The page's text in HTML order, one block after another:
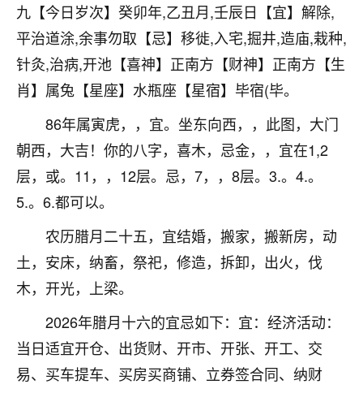
九【今日岁次】癸卯年,乙丑月,壬辰日【宜】解除,
平治道涂,余事勿取【忌】移徙,入宅,掘井,造庙,栽种,
针灸,治病,开池【喜神】正南方【财神】正南方【生
肖】属兔【星座】水瓶座【星宿】毕宿(毕。
86年属寅虎，，宜。坐东向西，，此图，大门
朝西，大吉！你的八字，喜木，忌金，，宜在1,2
层，或。11，，12层。忌，7，，8层。3.。4.。
5.。6.都可以。
农历腊月二十五，宜结婚，搬家，搬新房，动
土，安床，纳畜，祭祀，修造，拆卸，出火，伐
木，开光，上梁。
2026年腊月十六的宜忌如下：宜：经济活动：
当日适宜开仓、出货财、开市、开张、开工、交
易、买车提车、买房买商铺、立券签合同、纳财
梦醒时分
我女儿高二叛逆，大半年不上学，一说她就要死要活
的，把我们两口子愁的不行，朋友给我推荐的慧来老
师，一开始我是病急乱投医，这半年来，法事一个个
做完，我女儿跟变了个人一样，不期望她能考多好的
大学，只要能安安稳稳的把书读了，身体心理都健健
康康的我就很知足了！
鹿森：可怜天下父母心啊！
3小时前 来自河北
付深
我是公司人事调整，有升迁机会，但同时竞争的我们
三个，找老师的时候是抱着侥幸心理，没想到老师看
太岁还有一个发钱粮，本来年前的人事调整，拖到年
后，我以为都没戏了，结果开年一上班，开会提拔升
职第一个就是我，职务无所谓，主要是底薪加了
3000，非常开心，无论如何，感恩感谢！🙏🏻